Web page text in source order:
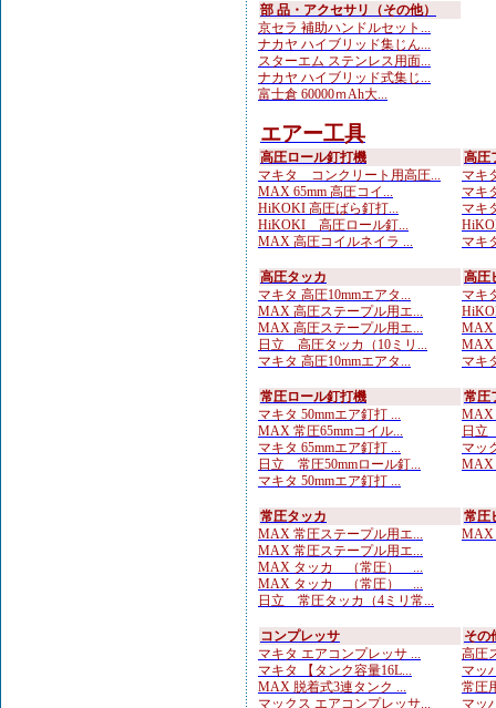
部 品・アクセサリ（その他）
京セラ 補助ハンドルセット...
ナカヤ ハイブリッド集じん...
スターエム ステンレス用面...
ナカヤ ハイブリッド式集じ...
富士倉 60000ｍAh大...
エアー工具
高圧ロール釘打機
マキタ コンクリート用高圧...
MAX 65mm 高圧コイ...
HiKOKI 高圧ばら釘打...
HiKOKI 高圧ロール釘...
MAX 高圧コイルネイラ ...
高圧
マキ
マキ
マキ
マキ
高圧タッカ
マキタ 高圧10mmエアタ...
MAX 高圧ステープル用エ...
MAX 高圧ステープル用エ...
日立 高圧タッカ（10ミリ...
マキタ 高圧10mmエアタ...
高圧
マキ
MAX
MAX
マキ
常圧ロール釘打機
マキタ 50mmエア釘打 ...
MAX 常圧65mmコイル...
マキタ 65mmエア釘打 ...
日立 常圧50mmロール釘...
マキタ 50mmエア釘打 ...
常圧
MAX
日立
マッ
MAX
常圧タッカ
MAX 常圧ステープル用エ...
MAX 常圧ステープル用エ...
MAX タッカ （常圧） ...
MAX タッカ （常圧） ...
日立 常圧タッカ（4ミリ常...
常圧
MAX
コンプレッサ
マキタ エアコンプレッサ ...
マキタ 【タンク容量16L...
MAX 脱着式3連タンク ...
マックス エアコンプレッサ...
その
高圧
マッ
常圧
マッ